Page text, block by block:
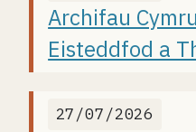
Archifau
Eisteddfod a
27/07/2026